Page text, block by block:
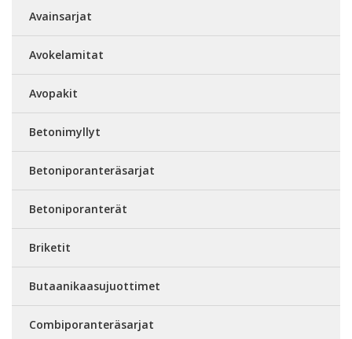
Avainsarjat
Avokelamitat
Avopakit
Betonimyllyt
Betoniporanteräsarjat
Betoniporanterät
Briketit
Butaanikaasujuottimet
Combiporanteräsarjat